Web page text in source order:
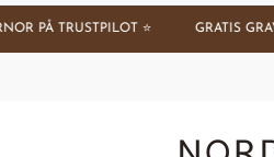
250 000+ NÖJDA KUNDER 🫶
Nordd